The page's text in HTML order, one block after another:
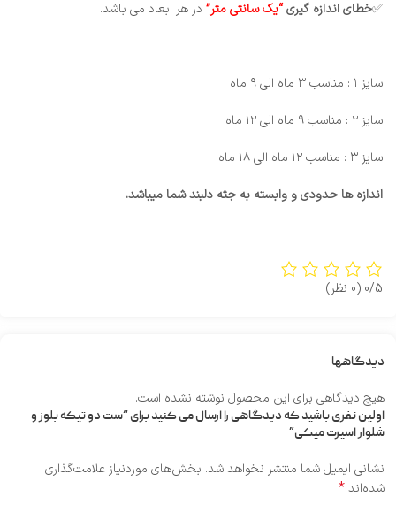
✅خطایاندازه گیری“یک سانتی متر” در هر ابعاد می باشد.
_________________________________________
سایز ۱ : مناسب ۳ ماه الی ۹ ماه
سایز ۲ : مناسب ۹ ماه الی ۱۲ ماه
سایز ۳ : مناسب ۱۲ ماه الی ۱۸ ماه
اندازه ها حدودی و وابسته به جثه دلبند شما میباشد.
0/5 (0 نظر)
دیدگاهها
هیچ دیدگاهی برای این محصول نوشته نشده است.
اولین نفری باشید که دیدگاهی را ارسال می کنید برای “ست دو تیکه بلوز و
شلوار اسپرت میکی”
نشانی ایمیل شما منتشر نخواهد شد. بخش‌های موردنیاز علامت‌گذاری
شده‌اند*